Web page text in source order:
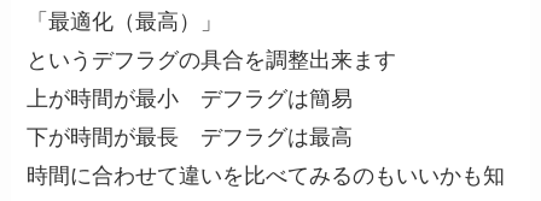
「最適化（最高）」
というデフラグの具合を調整出来ます
上が時間が最小 デフラグは簡易
下が時間が最長 デフラグは最高
時間に合わせて違いを比べてみるのもいいかも知